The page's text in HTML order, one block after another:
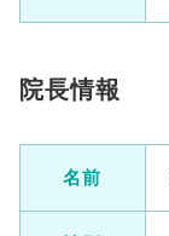
院長情報
名前